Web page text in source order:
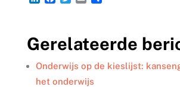
e
d
I
n
b
o
o
k
t
e
r
l
n
Gerelateerde
Onderwijs op de kieslijst:
het onderwijs